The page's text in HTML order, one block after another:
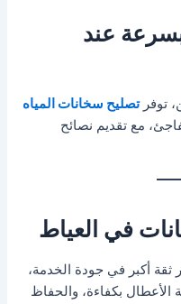
عند
توفرتصليح سخانات المياه
مع تقديم نصائح
في العياط
ثقة أكبر في جودة الخدمة،
الأعطال بكفاءة، والحفاظ